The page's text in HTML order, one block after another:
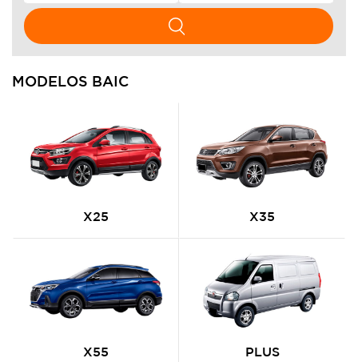
MODELOS BAIC
X25 X35
X55 PLUS